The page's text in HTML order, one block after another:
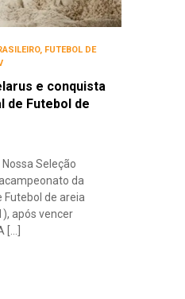
, FUTEBOL DE
e conquista
de Futebol de
Seleção
da
Futebol de areia
após vencer